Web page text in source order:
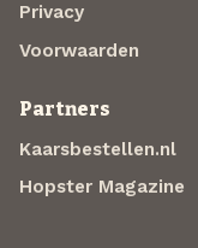
Privacy
Voorwaarden
Partners
Kaarsbestellen.nl
Hopster Magazine